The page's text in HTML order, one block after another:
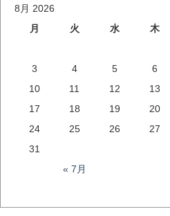
ナ
ビ
ゲ
ー
8月 2026
月
火 水 木
3
4 5 6
10
11 12 13
17
18 19 20
24
25 26 27
31
« 7月